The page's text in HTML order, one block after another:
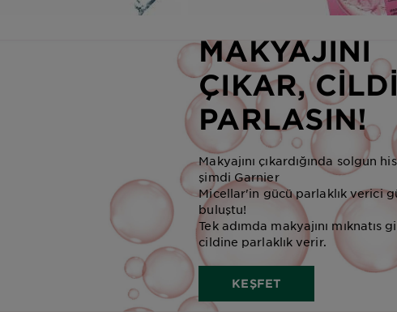
MAKYAJINI
ÇIKAR,
PARLASIN!
Makyajını çıkardığında solgun
şimdi Garnier
Micellar'in gücü parlaklık verici
buluştu!
Tek adımda makyajını mıknatıs
cildine parlaklık verir.
KEŞFET